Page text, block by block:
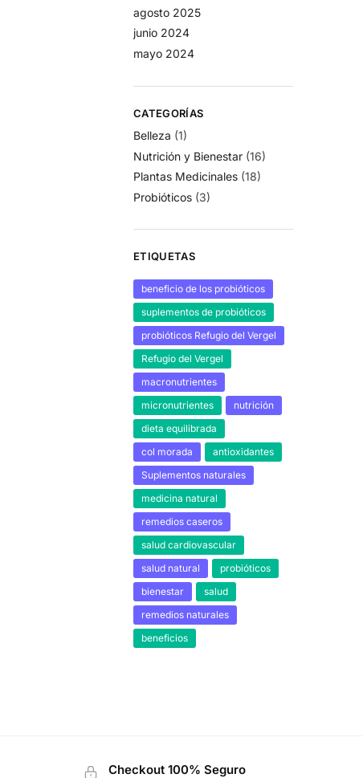
agosto 2025
junio 2024
mayo 2024
CATEGORÍAS
Belleza (1)
Nutrición y Bienestar (16)
Plantas Medicinales (18)
Probióticos (3)
ETIQUETAS
beneficio de los probióticos
suplementos de probióticos
probióticos Refugio del Vergel
Refugio del Vergel
macronutrientes
micronutrientes
nutrición
dieta equilibrada
col morada
antioxidantes
Suplementos naturales
medicina natural
remedios caseros
salud cardiovascular
salud natural
probióticos
bienestar
salud
remedios naturales
beneficios
Checkout 100% Seguro